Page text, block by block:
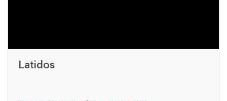
Latidos